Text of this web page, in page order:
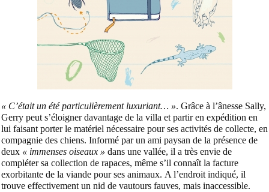
« C’était un été particulièrement luxuriant… ». Grâce à l’ânesse Sally,
Gerry peut s’éloigner davantage de la villa et partir en expédition en
lui faisant porter le matériel nécessaire pour ses activités de collecte, en
compagnie des chiens. Informé par un ami paysan de la présence de
deux « immenses oiseaux » dans une vallée, il a très envie de
compléter sa collection de rapaces, même s’il connaît la facture
exorbitante de la viande pour ses animaux. A l’endroit indiqué, il
trouve effectivement un nid de vautours fauves, mais inaccessible.